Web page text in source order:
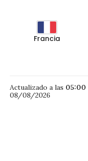
Francia
Ousmane
Dembélé 95’
Actualizado a las 05:00
08/08/2026